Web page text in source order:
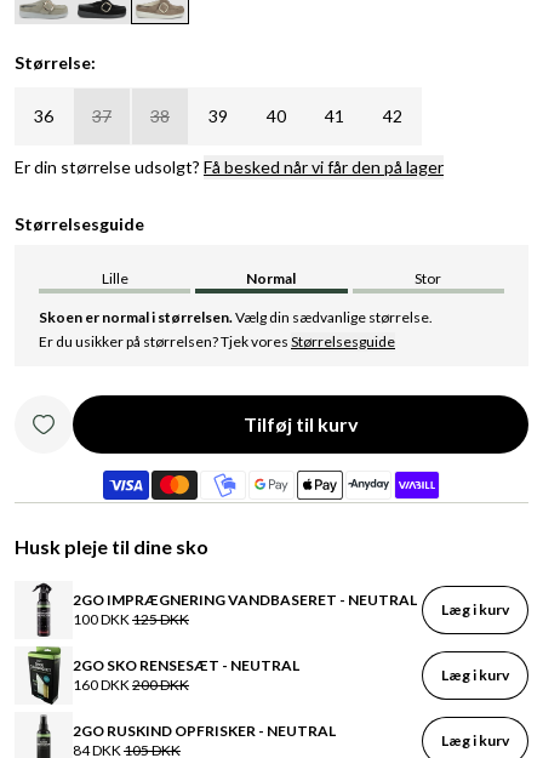
Størrelse:
36 37 38 39 40 41 42
Er din størrelse udsolgt? Få besked når vi får den på lager
Størrelsesguide
Lille Normal Stor
Skoen er normal i størrelsen.Vælg din sædvanlige størrelse.
Er du usikker på størrelsen? Tjek vores Størrelsesguide
Tilføj til kurv
Husk pleje til dine sko
2GO IMPRÆGNERING VANDBASERET - NEUTRAL
100 DKK125 DKK
Læg i kurv
2GO SKO RENSESÆT - NEUTRAL
160 DKK200 DKK
Læg i kurv
2GO RUSKIND OPFRISKER - NEUTRAL
84 DKK105 DKK
Læg i kurv